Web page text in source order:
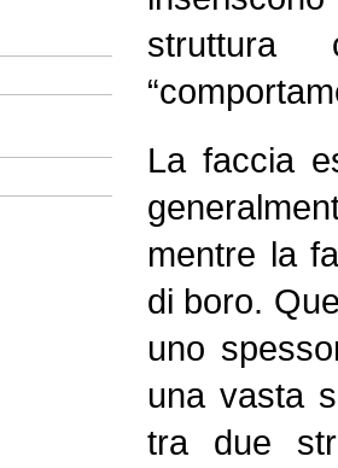
La faccia
mentre la
di boro.
uno
una vasta
tra due